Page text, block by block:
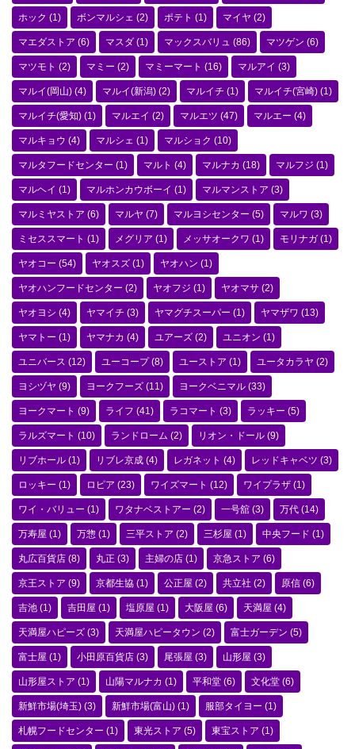
ホック (1) ボンマルシェ (2) ポテト (1) マイヤ (2)
マエダストア (6) マスダ (1) マックスバリュ (86) マツゲン (6)
マツモト (2) マミー (2) マミーマート (16) マルアイ (3)
マルイ(岡山) (4) マルイ(新潟) (2) マルイチ (1) マルイチ(宮崎) (1)
マルイチ(愛知) (1) マルエイ (2) マルエツ (47) マルエー (4)
マルキョウ (4) マルシェ (1) マルショク (10)
マルタフードセンター (1) マルト (4) マルナカ (18) マルフジ (1)
マルヘイ (1) マルホンカウボーイ (1) マルマンストア (3)
マルミヤストア (6) マルヤ (7) マルヨシセンター (5) マルワ (3)
ミセススマート (1) メグリア (1) メッサオークワ (1) モリナガ (1)
ヤオコー (54) ヤオスズ (1) ヤオハン (1)
ヤオハンフードセンター (2) ヤオフジ (1) ヤオマサ (2)
ヤオヨシ (4) ヤマイチ (3) ヤマグチスーパー (1) ヤマザワ (13)
ヤマトー (1) ヤマナカ (4) ユアーズ (2) ユニオン (1)
ユニバース (12) ユーコープ(8) ユーストア (1) ユータカラヤ (2)
ヨシヅヤ (9) ヨークフーズ (11) ヨークベニマル (33)
ヨークマート (9) ライフ (41) ラコマート (3) ラッキー (5)
ラルズマート (10) ランドローム (2) リオン・ドール (9)
リブホール (1) リブレ京成 (4) レガネット (4) レッドキャベツ (3)
ロッキー (1) ロピア (23) ワイズマート (12) ワイプラザ (1)
ワイ・バリュー (1) ワタナベストアー (2) 一号舘 (3) 万代 (14)
万寿屋 (1) 万惣 (1) 三平ストア (2) 三杉屋 (1) 中央フード (1)
丸広百貨店 (8) 丸正 (3) 主婦の店 (1) 京急ストア (6)
京王ストア (9) 京都生協 (1) 公正屋 (2) 共立社 (2) 原信 (6)
吉池 (1) 吉田屋 (1) 塩原屋 (1) 大阪屋 (6) 天満屋 (4)
天満屋ハピーズ (3) 天満屋ハピータウン (2) 富士ガーデン (5)
富士屋 (1) 小田原百貨店 (3) 尾張屋 (3) 山形屋 (3)
山形屋ストア (1) 山陽マルナカ (1) 平和堂 (6) 文化堂 (6)
新鮮市場(埼玉) (3) 新鮮市場(富山) (1) 服部タイヨー (1)
札幌フードセンター (1) 東光ストア (5) 東宝ストア (1)